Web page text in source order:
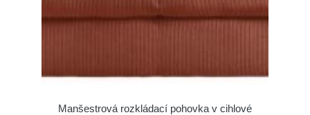
Manšestrová rozkládací pohovka v cihlové